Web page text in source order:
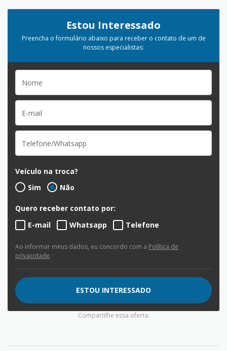
Estou Interessado
Preencha o formulário abaixo para receber o contato de um de
nossos especialistas:
Veículo na troca?
Sim
Não
Quero receber contato por:
E-mail
Whatsapp Telefone
Ao informar meus dados, eu concordo com a Política de
privacidade.
ESTOU INTERESSADO
Compartilhe essa oferta: